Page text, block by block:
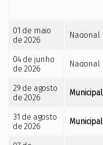
01 de maio
de 2026
Nacional
04 de junho
de 2026
Nacional
29 de agosto
de 2026
Municipal
31 de agosto
de 2026
Municipal